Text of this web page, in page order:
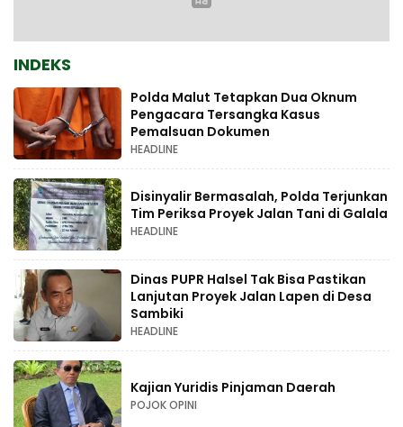
INDEKS
Polda Malut Tetapkan Dua Oknum
Pengacara Tersangka Kasus
Pemalsuan Dokumen
HEADLINE
Disinyalir Bermasalah, Polda Terjunkan
Tim Periksa Proyek Jalan Tani di Galala
HEADLINE
Dinas PUPR Halsel Tak Bisa Pastikan
Lanjutan Proyek Jalan Lapen di Desa
Sambiki
HEADLINE
Kajian Yuridis Pinjaman Daerah
POJOK OPINI